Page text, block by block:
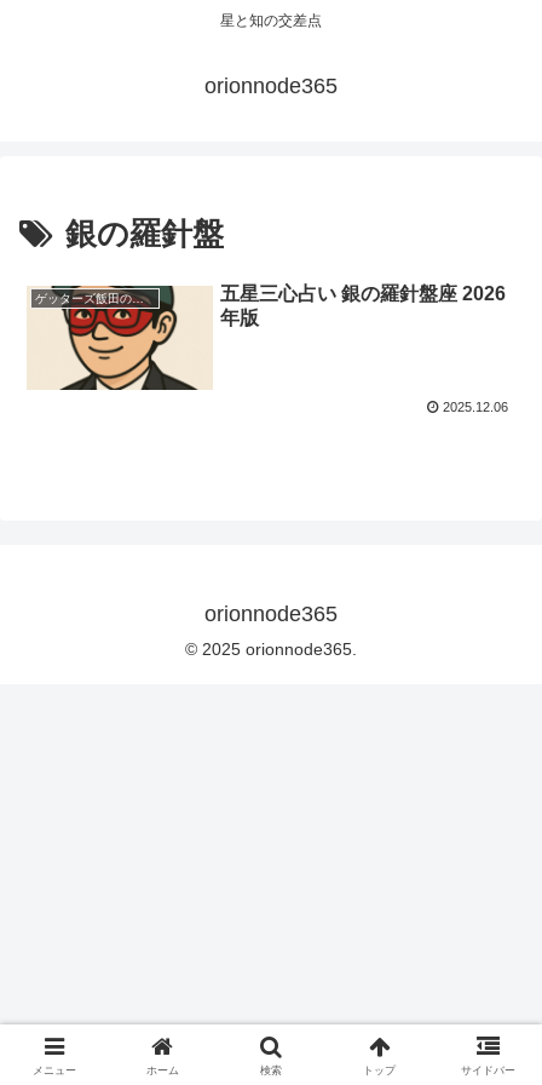
星と知の交差点
orionnode365
銀の羅針盤
ゲッターズ飯田の「五星三心占い」
五星三心占い 銀の羅針盤座 2026
年版
2025.12.06
orionnode365
© 2025 orionnode365.
メニュー ホーム 検索 トップ サイドバー